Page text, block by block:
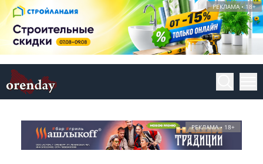
РЕКЛАМА • 18+
РЕКЛАМА • 18+